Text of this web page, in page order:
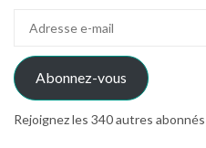
mail
Abonnez-vous
Rejoignez les 340 autres abonnés